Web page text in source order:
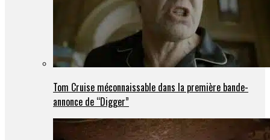
Tom Cruise méconnaissable dans la première bande-
annonce de “Digger”